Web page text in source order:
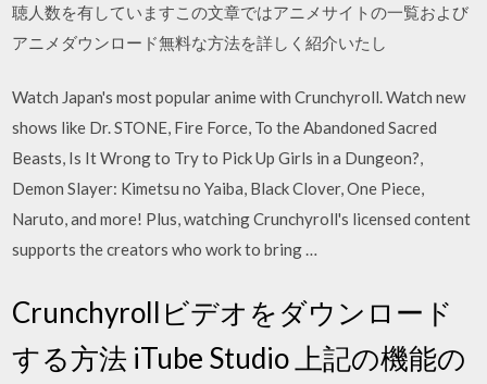
聴人数を有していますこの文章ではアニメサイトの一覧および
アニメダウンロード無料な方法を詳しく紹介いたし
Watch Japan's most popular anime with Crunchyroll. Watch new
shows like Dr. STONE, Fire Force, To the Abandoned Sacred
Beasts, Is It Wrong to Try to Pick Up Girls in a Dungeon?,
Demon Slayer: Kimetsu no Yaiba, Black Clover, One Piece,
Naruto, and more! Plus, watching Crunchyroll's licensed content
supports the creators who work to bring …
Crunchyrollビデオをダウンロード
する方法 iTube Studio 上記の機能の